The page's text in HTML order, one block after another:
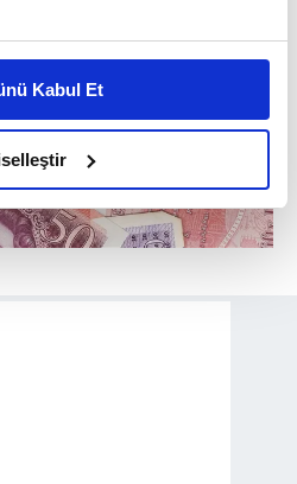
halinde sizlere özel
Bunu yaparken
bir reklam deneyimi sunmak
sunabilmek adına
ve bu noktada,
noktasında tek gelir
hatırlatmak isteriz.
Kabul Et